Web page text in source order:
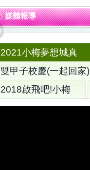
媒體報導
2021小梅夢想城真
雙甲子校慶(一起回家)
2018啟飛吧!小梅